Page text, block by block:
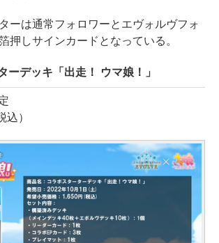
ーは通常フォロワーとエヴォルヴフォ
押しサインカードとなっている。
ーデッキ「出走！ ウマ娘！」
込）